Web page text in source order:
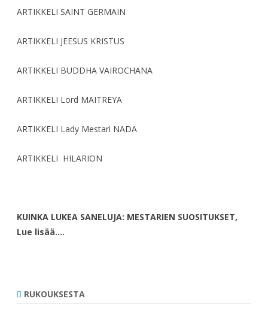
ARTIKKELI SAINT GERMAIN
ARTIKKELI JEESUS KRISTUS
ARTIKKELI BUDDHA VAIROCHANA
ARTIKKELI Lord MAITREYA
ARTIKKELI Lady Mestari NADA
ARTIKKELI HILARION
KUINKA LUKEA SANELUJA: MESTARIEN SUOSITUKSET,
Lue lisää….
RUKOUKSESTA